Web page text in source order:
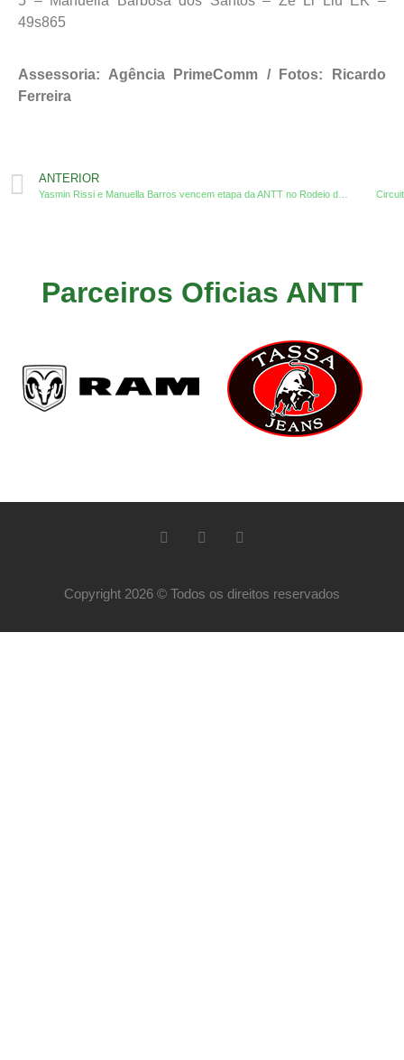
49s865
Assessoria: Agência PrimeComm / Fotos: Ricardo
Ferreira
ANTERIOR
Parceiros Oficias ANTT
Copyright 2026 © Todos os direitos reservados